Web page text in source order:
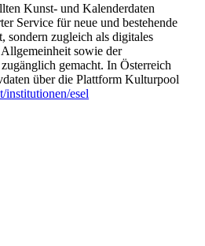
Kunst- und Kalenderdaten
Service für neue und bestehende
sondern zugleich als digitales
sowie der
gemacht. In Österreich
über die Plattform Kulturpool
institutionen/esel